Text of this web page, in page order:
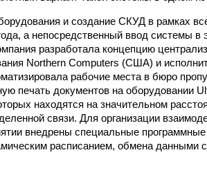
и создание СКУД в рамках
а непосредственный ввод системы
разработала концепцию
Northern Computers (США) и
рабочие места в бюро
печать документов на оборудовании
находятся на значительном
связи. Для организации
внедрены специальные
расписанием, обмена данными